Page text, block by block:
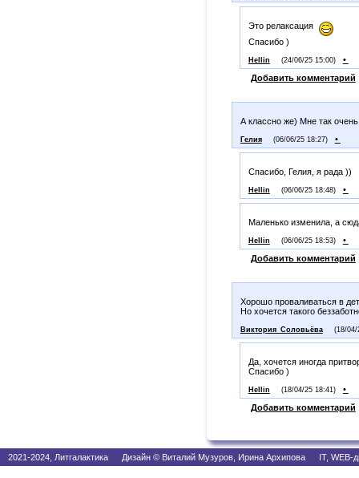
Это релаксация
Спасибо )
Hellin (24/06/25 15:00)
•
Добавить комментарий
А классно же) Мне так
Гелия (06/06/25 18:27) •
Спасибо, Гелия, я рада ))
Hellin (06/06/25 18:48) •
Маленько изменила, а
Hellin (06/06/25 18:53)
•
Добавить комментарий
Хорошо проваливаться в
Но хочется такого
Виктория_Соловьёва (18/04/
Да, хочется иногда
Спасибо )
Hellin (18/04/25 18:41)
•
Добавить комментарий
2021-2024, Литгалактика Дизайн © Виталий Музуров, Ирина Архипова IT, WEB-